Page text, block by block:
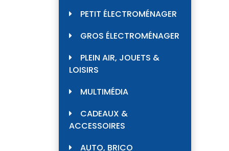
PETIT ÉLECTROMÉNAGER
GROS ÉLECTROMÉNAGER
PLEIN AIR, JOUETS &
LOISIRS
MULTIMÉDIA
CADEAUX &
ACCESSOIRES
AUTO, BRICO